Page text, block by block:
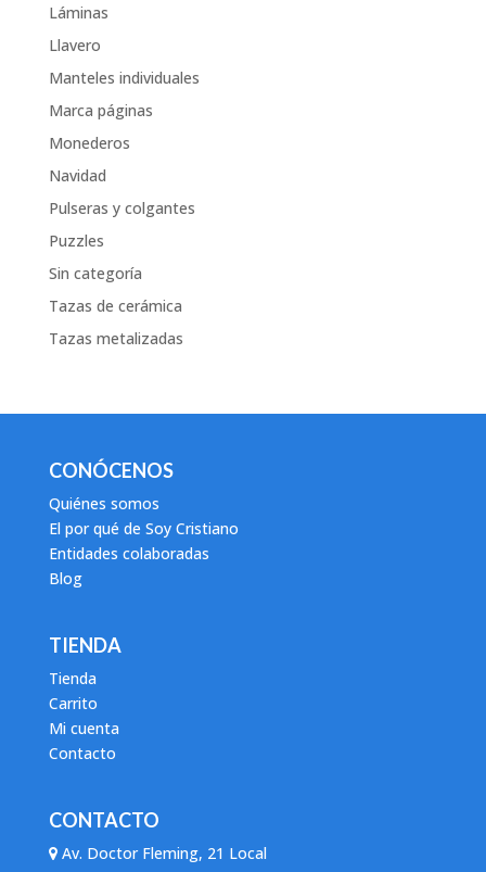
Láminas
Llavero
Manteles individuales
Marca páginas
Monederos
Navidad
Pulseras y colgantes
Puzzles
Sin categoría
Tazas de cerámica
Tazas metalizadas
CONÓCENOS
Quiénes somos
El por qué de Soy Cristiano
Entidades colaboradas
Blog
TIENDA
Tienda
Carrito
Mi cuenta
Contacto
CONTACTO
Av. Doctor Fleming, 21 Local